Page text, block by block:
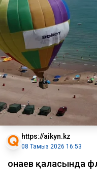
https://aikyn.kz
08 Тамыз 2026 16:53
Қонаев қаласында